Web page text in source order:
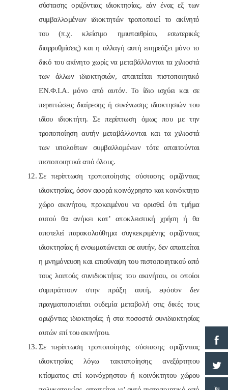
σύστασης οριζόντιας ιδιοκτησίας, εάν ένας εξ των
συμβαλλομένων ιδιοκτητών τροποποιεί το ακίνητό
του (π.χ. κλείσιμο ημιυπαιθρίου, εσωτερικές
διαρρυθμίσεις) και η αλλαγή αυτή επηρεάζει μόνο το
δικό του ακίνητο χωρίς να μεταβάλλονται τα χιλιοστά
των άλλων ιδιοκτησιών, απαιτείται πιστοποιητικό
ΕΝ.Φ.Ι.Α. μόνο από αυτόν. Το ίδιο ισχύει και σε
περιπτώσεις διαίρεσης ή συνένωσης ιδιοκτησιών του
ιδίου ιδιοκτήτη. Σε περίπτωση όμως που με την
τροποποίηση αυτήν μεταβάλλονται και τα χιλιοστά
των υπολοίπων συμβαλλομένων τότε απαιτούνται
πιστοποιητικά από όλους.
Σε περίπτωση τροποποίησης σύστασης οριζόντιας
ιδιοκτησίας, όσον αφορά κοινόχρηστο και κοινόκτητο
χώρο ακινήτου, προκειμένου να ορισθεί ότι τμήμα
αυτού θα ανήκει κατ’ αποκλειστική χρήση ή θα
αποτελεί παρακολούθημα συγκεκριμένης οριζόντιας
ιδιοκτησίας ή ενσωματώνεται σε αυτήν, δεν απαιτείται
η μνημόνευση και επισύναψη του πιστοποιητικού από
τους λοιπούς συνιδιοκτήτες του ακινήτου, οι οποίοι
συμπράττουν στην πράξη αυτή, εφόσον δεν
πραγματοποιείται ουδεμία μεταβολή στις δικές τους
οριζόντιες ιδιοκτησίες ή στα ποσοστά συνιδιοκτησίας
αυτών επί του ακινήτου.
Σε περίπτωση τροποποίησης σύστασης οριζόντιας
ιδιοκτησίας λόγω τακτοποίησης ανεξάρτητου
κτίσματος επί κοινόχρηστου ή κοινόκτητου χώρου